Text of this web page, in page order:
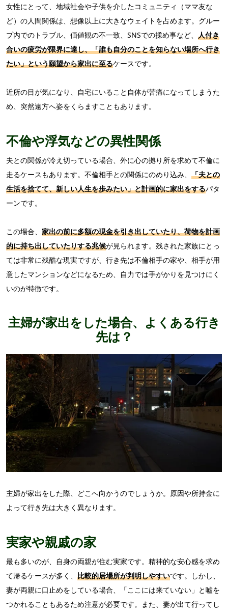
女性にとって、地域社会や子供を介したコミュニティ（ママ友な
ど）の人間関係は、想像以上に大きなウェイトを占めます。グルー
プ内でのトラブル、価値観の不一致、SNSでの揉め事など、 人付き
合いの疲労が限界に達し、「誰も自分のことを知らない場所へ行き
たい」という願望から家出に至るケースです。
近所の目が気になり、自宅にいること自体が苦痛になってしまうた
め、突然遠方へ姿をくらますこともあります。
不倫や浮気などの異性関係
夫との関係が冷え切っている場合、外に心の拠り所を求めて不倫に
走るケースもあります。不倫相手との関係にのめり込み、 「夫との
生活を捨てて、新しい人生を歩みたい」と計画的に家出をするパタ
ーンです。
この場合、 家出の前に多額の現金を引き出していたり、荷物を計画
的に持ち出していたりする兆候が見られます。残された家族にとっ
ては非常に残酷な現実ですが、行き先は不倫相手の家や、相手が用
意したマンションなどになるため、自力では手がかりを見つけにく
いのが特徴です。
主婦が家出をした場合、よくある行き
先は？
主婦が家出をした際、どこへ向かうのでしょうか。原因や所持金に
よって行き先は大きく異なります。
実家や親戚の家
最も多いのが、自身の両親が住む実家です。精神的な安心感を求め
て帰るケースが多く、 比較的居場所が判明しやすいです。しかし、
妻が両親に口止めをしている場合、「ここには来ていない」と嘘を
つかれることもあるため注意が必要です。また、妻が出て行ってし